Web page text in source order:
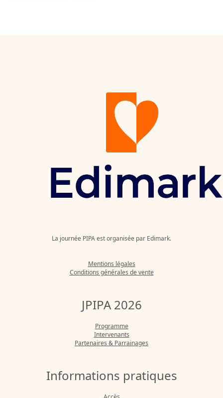
La journée PIPA est organisée par Edimark.
Mentions légales
Conditions générales de vente
JPIPA 2026
Programme
Intervenants
Partenaires & Parrainages
Informations pratiques